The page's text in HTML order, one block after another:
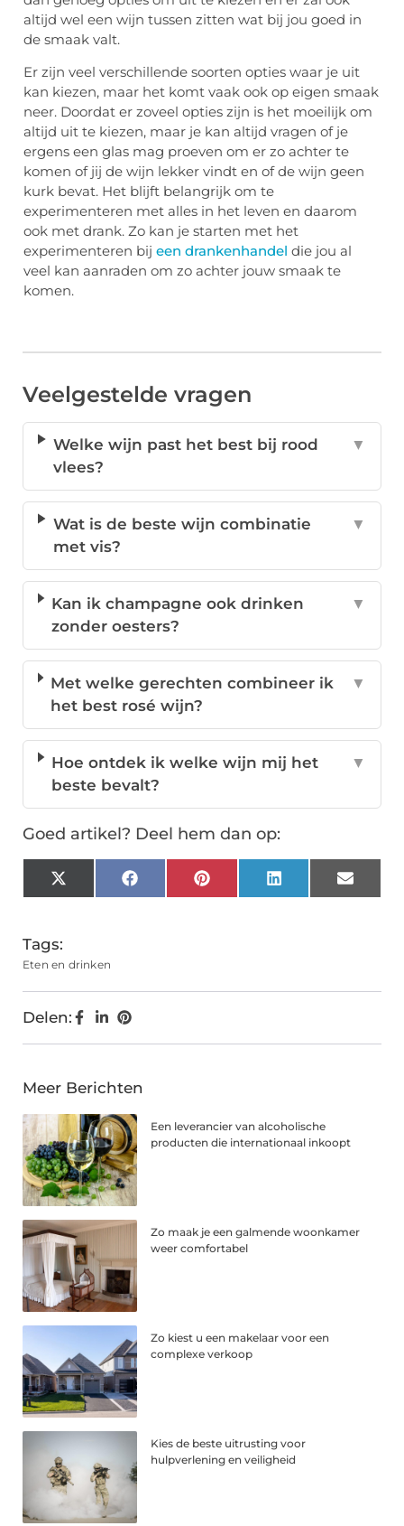
altijd wel een wijn tussen zitten wat bij jou goed in
de smaak valt.
Er zijn veel verschillende soorten opties waar je uit
kan kiezen, maar het komt vaak ook op eigen smaak
neer. Doordat er zoveel opties zijn is het moeilijk om
altijd uit te kiezen, maar je kan altijd vragen of je
ergens een glas mag proeven om er zo achter te
komen of jij de wijn lekker vindt en of de wijn geen
kurk bevat. Het blijft belangrijk om te
experimenteren met alles in het leven en daarom
ook met drank. Zo kan je starten met het
experimenteren bij een drankenhandel die jou al
veel kan aanraden om zo achter jouw smaak te
komen.
Veelgestelde vragen
Welke wijn past het best bij rood
vlees?
▼
Wat is de beste wijn combinatie
met vis?
▼
Kan ik champagne ook drinken
zonder oesters?
▼
Met welke gerechten combineer ik
het best rosé wijn?
▼
Hoe ontdek ik welke wijn mij het
beste bevalt?
▼
Goed artikel? Deel hem dan op:
X
(Twitter)
FacebookPinterestLinkedInEmail
Tags:
Eten en drinken
Delen:
Meer Berichten
Een leverancier van alcoholische
producten die internationaal inkoopt
Zo maak je een galmende woonkamer
weer comfortabel
Zo kiest u een makelaar voor een
complexe verkoop
Kies de beste uitrusting voor
hulpverlening en veiligheid